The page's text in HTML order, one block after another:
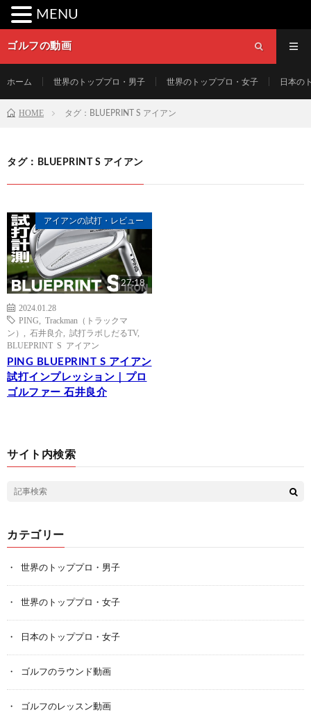
ゴルフの動画
ホーム 世界のトッププロ・男子 世界のトッププロ・女子 日本の
HOME タグ：BLUEPRINT S アイアン
タグ：BLUEPRINT S アイアン
アイアンの試打・レビュー
27:18
2024.01.28
PING
Trackman（トラックマ
ン）
石井良介 試打ラボしだるTV,
BLUEPRINT S アイアン
PING BLUEPRINT S アイアン
試打インプレッション｜プロ
ゴルファー 石井良介
サイト内検索
カテゴリー
世界のトッププロ・男子
世界のトッププロ・女子
日本のトッププロ・女子
ゴルフのラウンド動画
ゴルフのレッスン動画
MENU